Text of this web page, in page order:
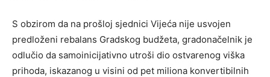
S obzirom da na prošloj sjednici Vijeća nije usvojen
predloženi rebalans Gradskog budžeta, gradonačelnik je
odlučio da samoinicijativno utroši dio ostvarenog viška
prihoda, iskazanog u visini od pet miliona konvertibilnih